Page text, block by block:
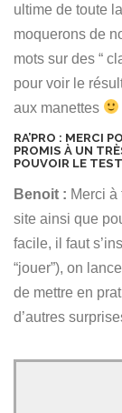
ultime de toute
moquerons de
mots sur des “
pour voir le
aux manettes
RA’PRO : MERCI
PROMIS À UN
POUVOIR LE
Benoit : Merci à
site ainsi que
facile, il faut
“jouer”), on
de mettre en
d’autres